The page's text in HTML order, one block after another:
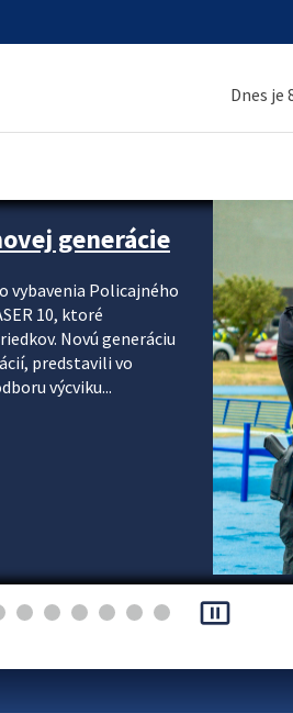
Dnes je
generácie
vybavenia Policajného
10, ktoré
Novú generáciu
predstavili vo
výcviku...
pause_presentation